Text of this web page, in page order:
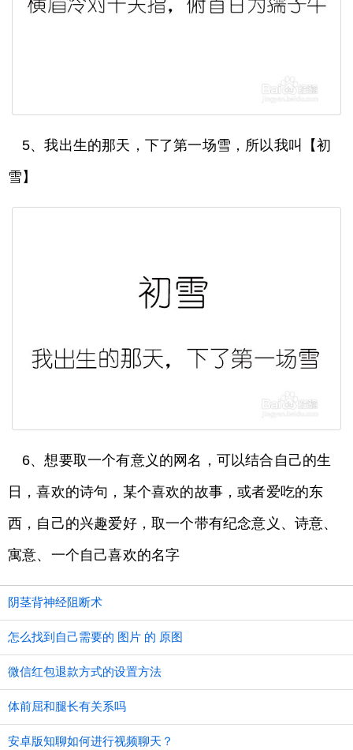
5、我出生的那天，下了第一场雪，所以我叫【初
雪】
6、想要取一个有意义的网名，可以结合自己的生
日，喜欢的诗句，某个喜欢的故事，或者爱吃的东
西，自己的兴趣爱好，取一个带有纪念意义、诗意、
寓意、一个自己喜欢的名字
阴茎背神经阻断术
怎么找到自己需要的 图片 的 原图
微信红包退款方式的设置方法
体前屈和腿长有关系吗
安卓版知聊如何进行视频聊天？